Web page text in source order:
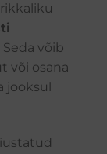
Seda võib
või osana
jooksul